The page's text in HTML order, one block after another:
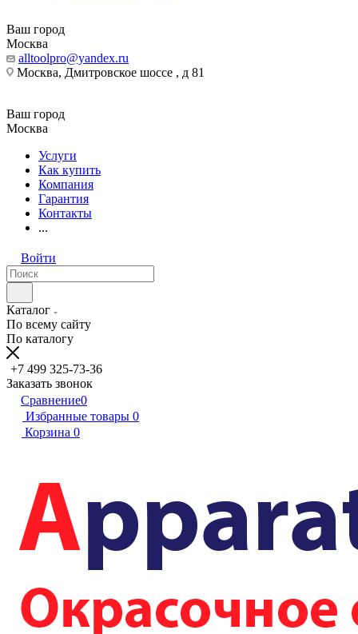
Ваш город
Москва
alltoolpro@yandex.ru
Москва, Дмитровское шоссе , д 81
Ваш город
Москва
Услуги
Как купить
Компания
Гарантия
Контакты
...
Войти
Каталог
По всему сайту
По каталогу
+7 499 325-73-36
Заказать звонок
Сравнение0
Избранные товары 0
Корзина 0